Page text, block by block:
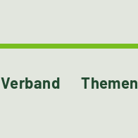
Verband Themen